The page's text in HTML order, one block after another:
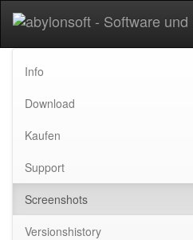
Info
Download
Kaufen
Support
Screenshots
Versionshistory